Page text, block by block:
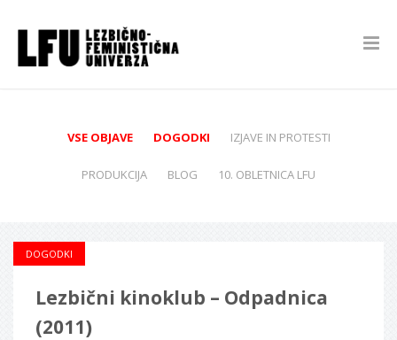
VSE OBJAVE DOGODKI IZJAVE IN PROTESTI
PRODUKCIJA BLOG 10. OBLETNICA LFU
DOGODKI
Lezbični kinoklub – Odpadnica
(2011)